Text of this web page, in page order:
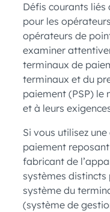
Défis courants
pour les
opérateurs de
examiner
terminaux de
terminaux et du
paiement (PSP) le
et à leurs
Si vous utilisez
paiement
fabricant de
systèmes
système du
(système de